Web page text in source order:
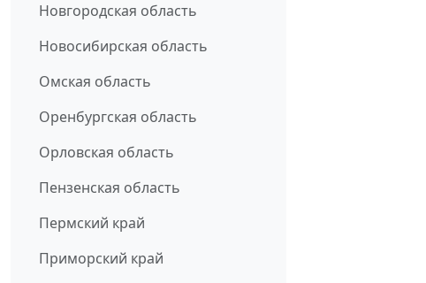
Новгородская область
Новосибирская область
Омская область
Оренбургская область
Орловская область
Пензенская область
Пермский край
Приморский край